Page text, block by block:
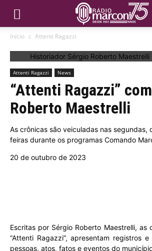
Início Attenti Ragazzi
Historiador Sérgio Roberto Maestrelli
Attenti Ragazzi News
“Attenti Ragazzi”
Roberto Maestrelli
As crônicas são veiculadas nas segundas,
feiras durante os programas Comando
20 de outubro de 2023
Escritas por Sérgio Roberto Maestrelli, as
“Attenti Ragazzi”, apresentam registros
pessoas, atos, fatos e eventos do